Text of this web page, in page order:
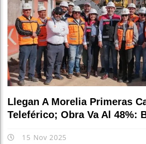
Llegan A Morelia Primeras
Teleférico; Obra Va Al 48%:
15 Nov 2025